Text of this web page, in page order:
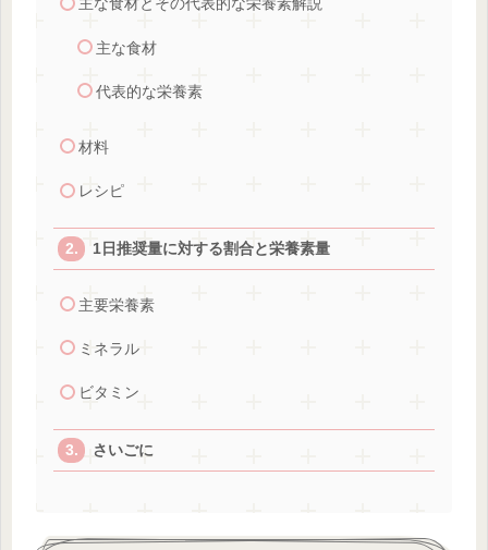
主な食材とその代表的な栄養素解説
主な食材
代表的な栄養素
材料
レシピ
1日推奨量に対する割合と栄養素量
主要栄養素
ミネラル
ビタミン
さいごに